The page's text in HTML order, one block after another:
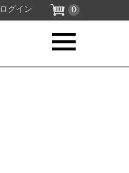
ログイン 0